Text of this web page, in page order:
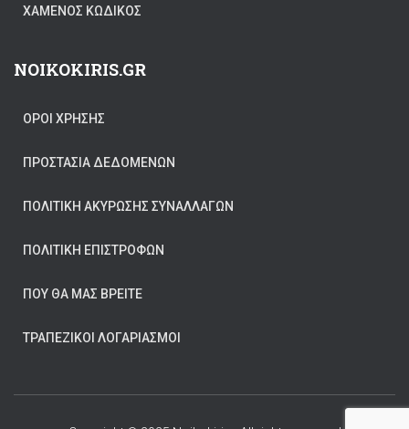
ΧΑΜΈΝΟΣ ΚΩΔΙΚΌΣ
NOIKOKIRIS.GR
ΟΡΟΙ ΧΡΗΣΗΣ
ΠΡΟΣΤΑΣΊΑ ΔΕΔΟΜΈΝΩΝ
ΠΟΛΙΤΙΚΉ ΑΚΎΡΩΣΗΣ ΣΥΝΑΛΛΑΓΏΝ
ΠΟΛΙΤΙΚΉ ΕΠΙΣΤΡΟΦΏΝ
ΠΟΥ ΘΑ ΜΑΣ ΒΡΕΊΤΕ
ΤΡΑΠΕΖΙΚΟΙ ΛΟΓΑΡΙΑΣΜΟΙ